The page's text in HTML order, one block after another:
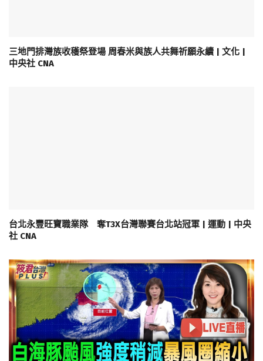
三地門排灣族收穫祭登場 周春米與族人共舞祈願永續 | 文化 |
中央社 CNA
台北永豐旺寶職業隊 奪T3X台灣聯賽台北站冠軍 | 運動 | 中央
社 CNA